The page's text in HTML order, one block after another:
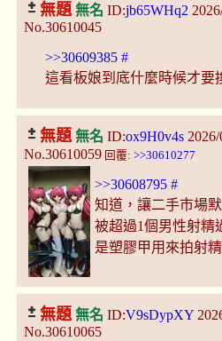
無題無名 ID:jb65WHq2
No.30610045
>>30609385#
這看板娘到底什麼時候才要
無題無名 ID:ox9H0v4s2026/
No.30610059回覆: >>30610277
>>30608795 #
知道，讓二手市場
被超過1個男性射精
是塑膠甲用來拍射
無題無名 ID:V9sDypXY
No.30610065